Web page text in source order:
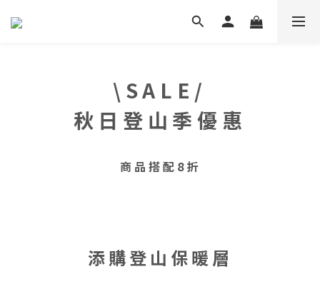
\SALE/
秋日登山季優惠
商品搭配8折
添購登山保暖層